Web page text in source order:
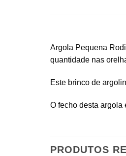
Argola Pequena
quantidade nas
Este brinco de
O fecho desta argola
PRODUTOS